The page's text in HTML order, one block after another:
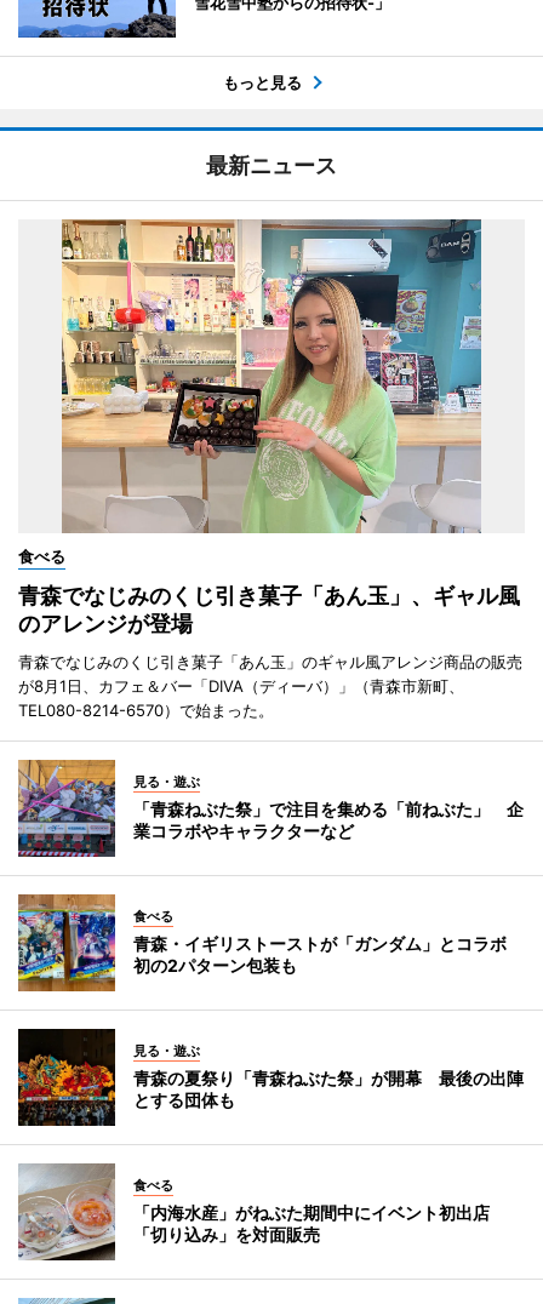
もっと見る
最新ニュース
食べる
青森でなじみのくじ引き菓子「あん玉」、ギャル風
のアレンジが登場
青森でなじみのくじ引き菓子「あん玉」のギャル風アレンジ商品の販売
が8月1日、カフェ＆バー「DIVA（ディーバ）」（青森市新町、
TEL080-8214-6570）で始まった。
見る・遊ぶ
「青森ねぶた祭」で注目を集める「前ねぶた」 企
業コラボやキャラクターなど
食べる
青森・イギリストーストが「ガンダム」とコラボ
初の2パターン包装も
見る・遊ぶ
青森の夏祭り「青森ねぶた祭」が開幕 最後の出陣
とする団体も
食べる
「内海水産」がねぶた期間中にイベント初出店
「切り込み」を対面販売